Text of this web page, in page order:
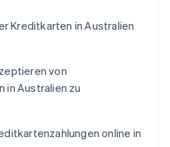
Kreditkarten in Australien
von
in Australien zu
online in